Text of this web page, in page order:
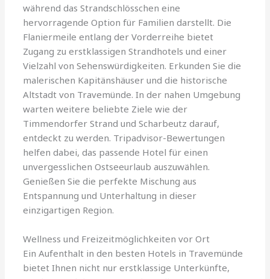
während das Strandschlösschen eine
hervorragende Option für Familien darstellt. Die
Flaniermeile entlang der Vorderreihe bietet
Zugang zu erstklassigen Strandhotels und einer
Vielzahl von Sehenswürdigkeiten. Erkunden Sie die
malerischen Kapitänshäuser und die historische
Altstadt von Travemünde. In der nahen Umgebung
warten weitere beliebte Ziele wie der
Timmendorfer Strand und Scharbeutz darauf,
entdeckt zu werden. Tripadvisor-Bewertungen
helfen dabei, das passende Hotel für einen
unvergesslichen Ostseeurlaub auszuwählen.
Genießen Sie die perfekte Mischung aus
Entspannung und Unterhaltung in dieser
einzigartigen Region.
Wellness und Freizeitmöglichkeiten vor Ort
Ein Aufenthalt in den besten Hotels in Travemünde
bietet Ihnen nicht nur erstklassige Unterkünfte,